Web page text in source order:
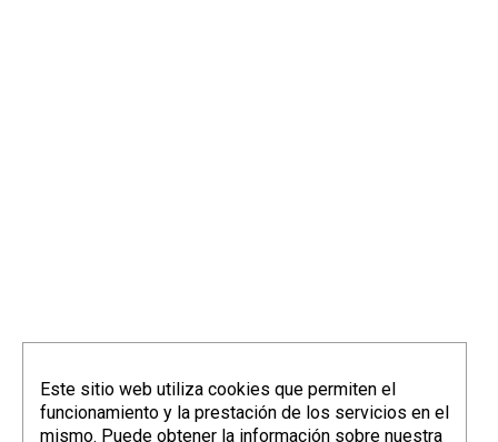
Este sitio web utiliza cookies que permiten el
funcionamiento y la prestación de los servicios en el
mismo. Puede obtener la información sobre nuestra